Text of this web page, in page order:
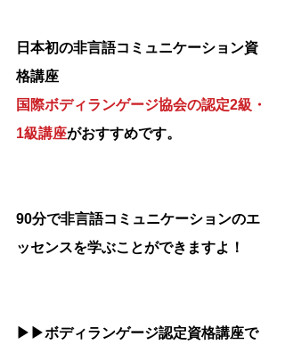
日本初の非言語コミュニケーション資
格講座
国際ボディランゲージ協会の認定2級・
1級講座がおすすめです。
90分で非言語コミュニケーションのエ
ッセンスを学ぶことができますよ！
▶︎▶︎ボディランゲージ認定資格講座で